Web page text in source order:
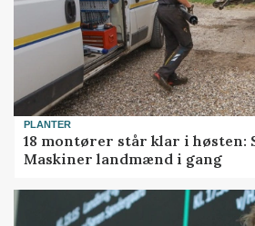
PLANTER
18 montører står klar i høsten:
Maskiner landmænd i gang